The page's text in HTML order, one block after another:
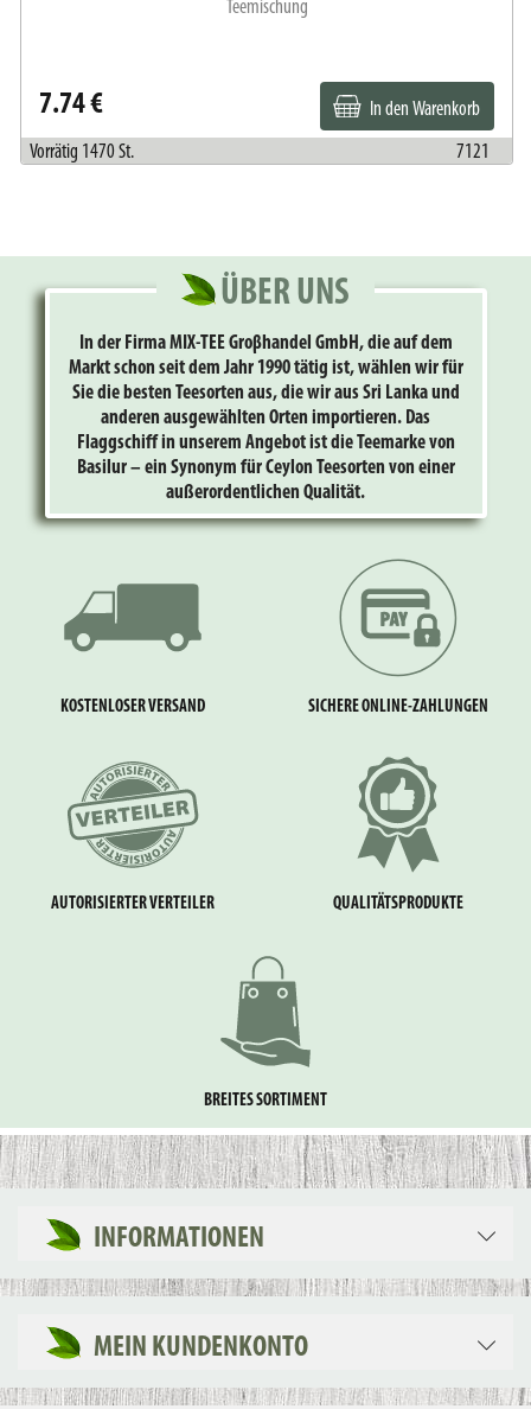
Teemischung
7.74 € In den Warenkorb
Vorrätig 1470 St. 7121
ÜBER UNS
In der Firma MIX-TEE Groβhandel GmbH, die auf dem
Markt schon seit dem Jahr 1990 tätig ist, wählen wir für
Sie die besten Teesorten aus, die wir aus Sri Lanka und
anderen ausgewählten Orten importieren. Das
Flaggschiff in unserem Angebot ist die Teemarke von
Basilur – ein Synonym für Ceylon Teesorten von einer
außerordentlichen Qualität.
KOSTENLOSER VERSAND SICHERE ONLINE-ZAHLUNGEN
AUTORISIERTER VERTEILER QUALITÄTSPRODUKTE
BREITES SORTIMENT
INFORMATIONEN
MEIN KUNDENKONTO